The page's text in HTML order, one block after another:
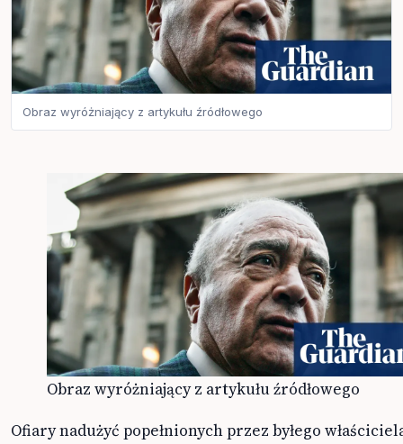
Obraz wyróżniający z artykułu źródłowego
Obraz wyróżniający z artykułu źródłowego
Ofiary nadużyć popełnionych przez byłego